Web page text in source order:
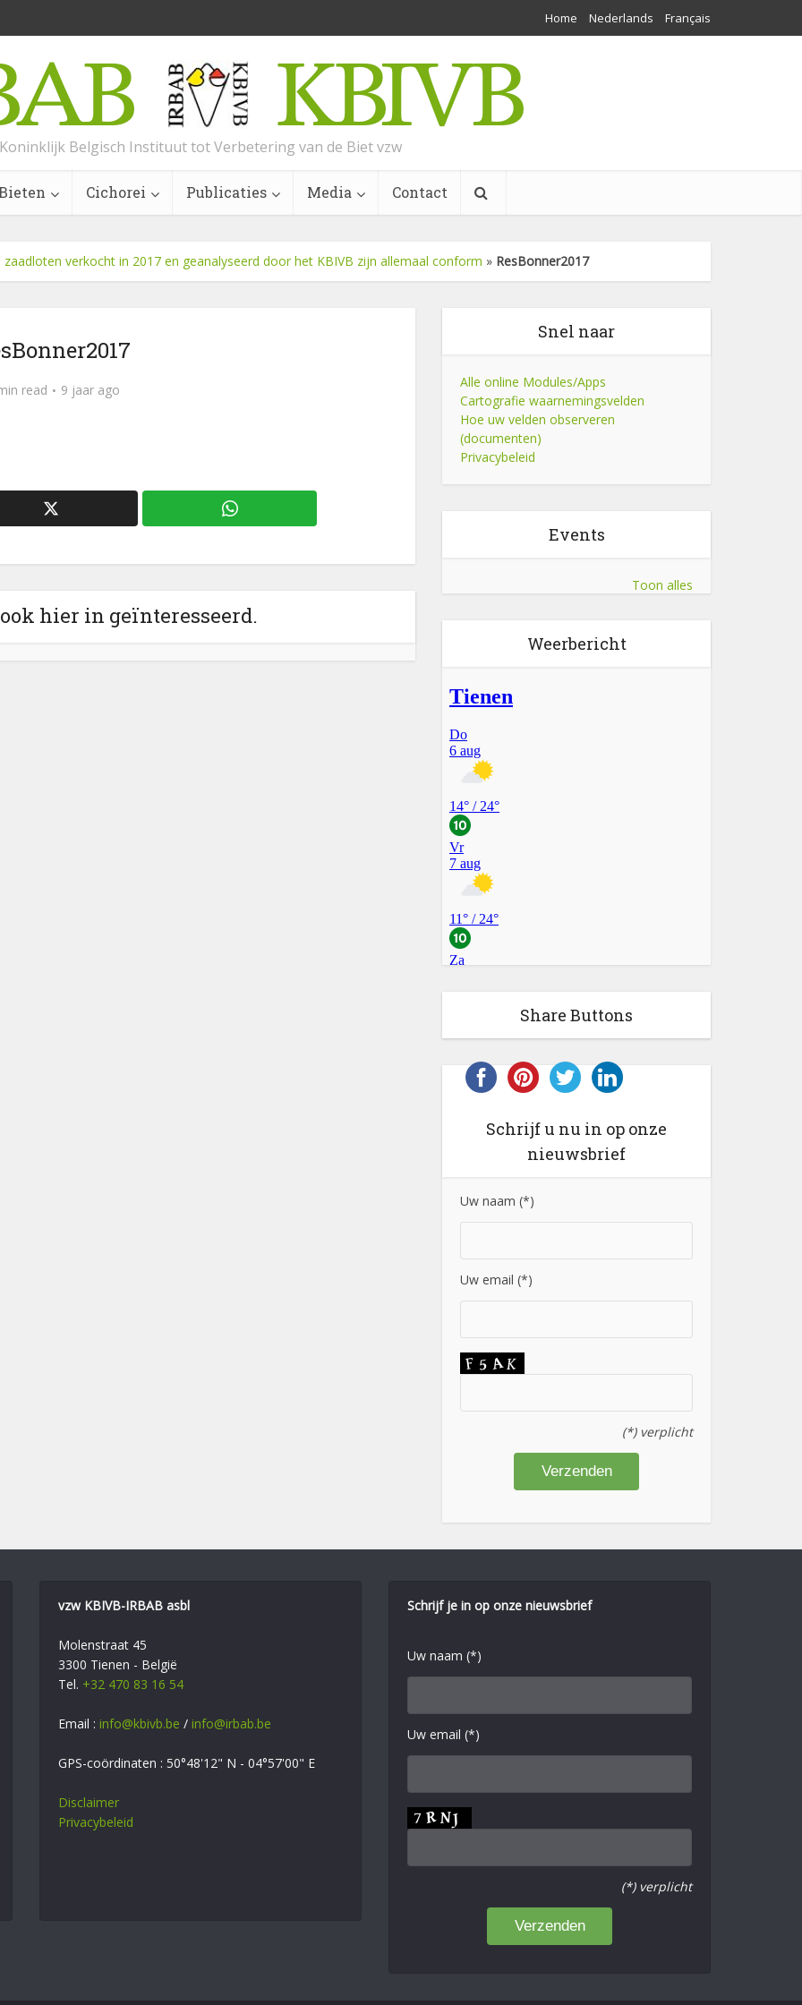
Home Nederlands Français
Koninklijk Belgisch Instituut tot Verbetering van de Biet vzw
Cichorei Publicaties Media Contact
zaadloten verkocht in 2017 en geanalyseerd door het KBIVB zijn allemaal conform » ResBonner2017
read 9 jaar ago
hier in geïnteresseerd.
Snel naar
Alle online Modules/Apps
Cartografie waarnemingsvelden
Hoe uw velden observeren
(documenten)
Privacybeleid
Events
Toon alles
Weerbericht
Share Buttons
Schrijf u nu in op onze
nieuwsbrief
Uw naam (*)
Uw email (*)
(*) verplicht
vzw KBIVB-IRBAB asbl
Molenstraat 45
3300 Tienen - België
Tel. +32 470 83 16 54
Email : info@kbivb.be / info@irbab.be
GPS-coördinaten : 50°48'12" N - 04°57'00" E
Disclaimer
Privacybeleid
Schrijf je in op onze nieuwsbrief
Uw naam (*)
Uw email (*)
(*) verplicht